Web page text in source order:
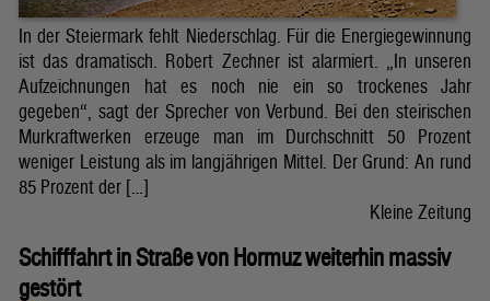
In der Steiermark fehlt Niederschlag. Für die Energiegewinnung
ist das dramatisch. Robert Zechner ist alarmiert. „In unseren
Aufzeichnungen hat es noch nie ein so trockenes Jahr
gegeben“, sagt der Sprecher von Verbund. Bei den steirischen
Murkraftwerken erzeuge man im Durchschnitt 50 Prozent
weniger Leistung als im langjährigen Mittel. Der Grund: An rund
85 Prozent der […]
Kleine Zeitung
Schifffahrt in Straße von Hormuz weiterhin massiv
gestört